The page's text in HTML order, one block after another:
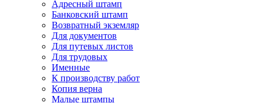
Адресный штамп
Банковский штамп
Возвратный экземляр
Для документов
Для путевых листов
Для трудовых
Именные
К производству работ
Копия верна
Малые штампы